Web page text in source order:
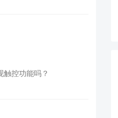
控功能吗？